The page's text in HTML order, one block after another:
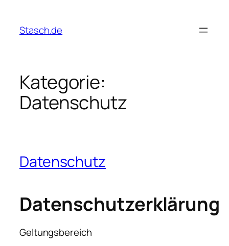
springen
Stasch.de
Kategorie:
Datenschutz
Datenschutz
Datenschutzerklärung
Geltungsbereich